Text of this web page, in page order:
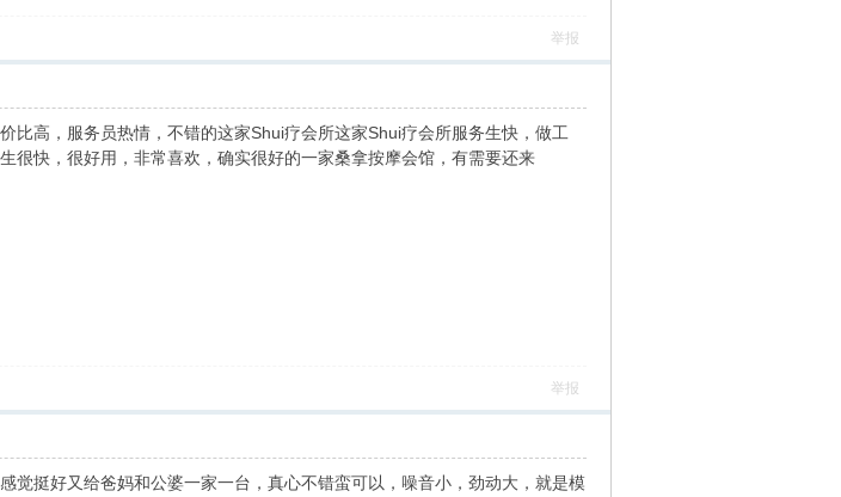
举报
比高，服务员热情，不错的这家Shui疗会所这家Shui疗会所服务生快，做工
很快，很好用，非常喜欢，确实很好的一家桑拿按摩会馆，有需要还来
举报
觉挺好又给爸妈和公婆一家一台，真心不错蛮可以，噪音小，劲动大，就是模